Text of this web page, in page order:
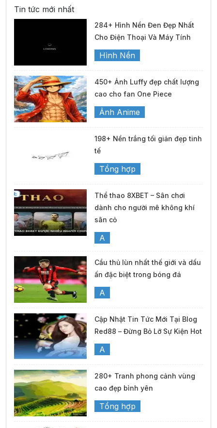
Tin tức mới nhất
284+ Hình Nền Đen Đẹp Nhất
Cho Điện Thoại Và Máy Tính
Hình Nền
450+ Ảnh Luffy đẹp chất lượng
cao cho fan One Piece
Ảnh Anime
198+ Nền trắng tối giản đẹp tinh
tế
Tổng hợp
Thể thao 8XBET – Sân chơi
dành cho người mê không khí
sân cỏ
A
Cầu thủ lùn nhất thế giới và dấu
ấn đặc biệt trong bóng đá
A
Cập Nhật Tin Tức Mới Tại Blog
Red88 – Đừng Bỏ Lỡ Sự Kiện Hot
A
280+ Tranh phong cảnh vùng
cao đẹp bình yên
Tổng hợp